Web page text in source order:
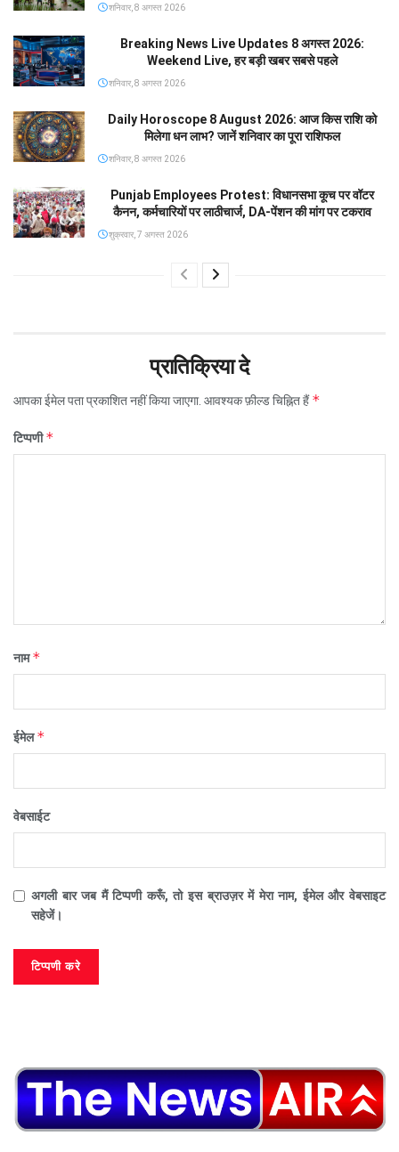
शनिवार, 8 अगस्त 2026
Breaking News Live Updates 8 अगस्त 2026:
Weekend Live, हर बड़ी खबर सबसे पहले
शनिवार, 8 अगस्त 2026
Daily Horoscope 8 August 2026: आज किस राशि को
मिलेगा धन लाभ? जानें शनिवार का पूरा राशिफल
शनिवार, 8 अगस्त 2026
Punjab Employees Protest: विधानसभा कूच पर वॉटर
कैनन, कर्मचारियों पर लाठीचार्ज, DA-पेंशन की मांग पर टकराव
शुक्रवार, 7 अगस्त 2026
प्रातिक्रिया दे
आपका ईमेल पता प्रकाशित नहीं किया जाएगा. आवश्यक फ़ील्ड चिह्नित हैं*
टिप्पणी*
नाम*
ईमेल*
वेबसाईट
अगली बार जब मैं टिप्पणी करूँ, तो इस ब्राउज़र में मेरा नाम, ईमेल और वेबसाइट
सहेजें।